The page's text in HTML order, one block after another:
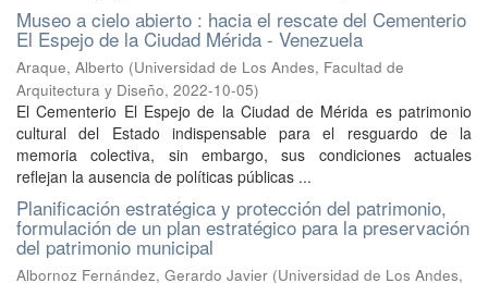
Museo a cielo abierto : hacia el rescate del Cementerio
El Espejo de la Ciudad Mérida - Venezuela
Araque, Alberto (Universidad de Los Andes, Facultad de
Arquitectura y Diseño, 2022-10-05)
El Cementerio El Espejo de la Ciudad de Mérida es patrimonio
cultural del Estado indispensable para el resguardo de la
memoria colectiva, sin embargo, sus condiciones actuales
reflejan la ausencia de políticas públicas ...
Planificación estratégica y protección del patrimonio,
formulación de un plan estratégico para la preservación
del patrimonio municipal
Albornoz Fernández, Gerardo Javier (Universidad de Los Andes,